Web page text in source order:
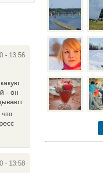
- 13:56
- он
что
- 13:58